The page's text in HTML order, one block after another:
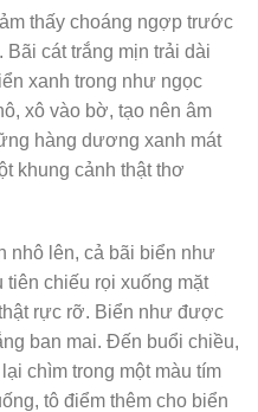
thấy choáng ngợp trước
Bãi cát trắng mịn trải dài
xanh trong như ngọc
xô vào bờ, tạo nên âm
hàng dương xanh mát
khung cảnh thật thơ
nhô lên, cả bãi biển như
chiếu rọi xuống mặt
rực rỡ. Biển như được
ban mai. Đến buổi chiều,
chìm trong một màu tím
tô điểm thêm cho biển